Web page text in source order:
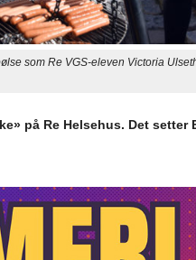
som Re VGS-eleven Victoria
på Re Helsehus. Det setter